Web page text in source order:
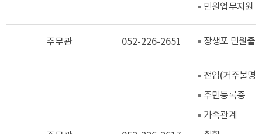
민원업무지원
주무관 052-226-2651 장생포 민원출
전입(거주불명
주민등록증
가족관계